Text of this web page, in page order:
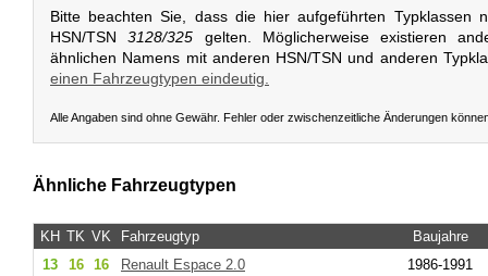
Bitte beachten Sie, dass die hier aufgeführten Typklassen
HSN/TSN3128/325 gelten. Möglicherweise existieren
ähnlichen Namens mit anderen HSN/TSN und anderen
einen Fahrzeugtypen eindeutig.
Alle Angaben sind ohne Gewähr. Fehler oder zwischenzeitliche Änderungen
Ähnliche Fahrzeugtypen
KH TK VK Fahrzeugtyp
Baujahre
13
16 16 Renault Espace 2.0
1986-1991